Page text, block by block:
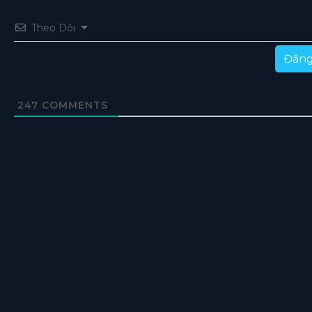
Theo Dõi
247 COMMENTS